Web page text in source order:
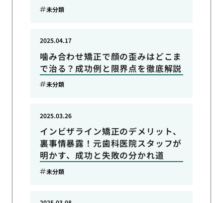
未分類
噛み合わせ矯正で顔の歪みはどこま
で治る？成功例と限界点を徹底解説
2025.04.17
未分類
インビザライン矯正のデメリット、
裏事情暴露！元歯科医院スタッフが
明かす、成功と失敗の分かれ道
2025.03.26
未分類